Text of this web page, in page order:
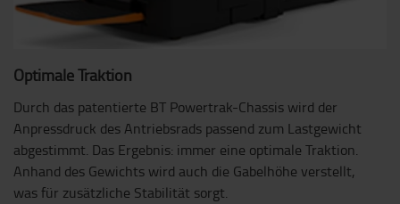
Optimale Traktion
Durch das patentierte BT Powertrak-Chassis wird der
Anpressdruck des Antriebsrads passend zum Lastgewicht
abgestimmt. Das Ergebnis: immer eine optimale Traktion.
Anhand des Gewichts wird auch die Gabelhöhe verstellt,
was für zusätzliche Stabilität sorgt.